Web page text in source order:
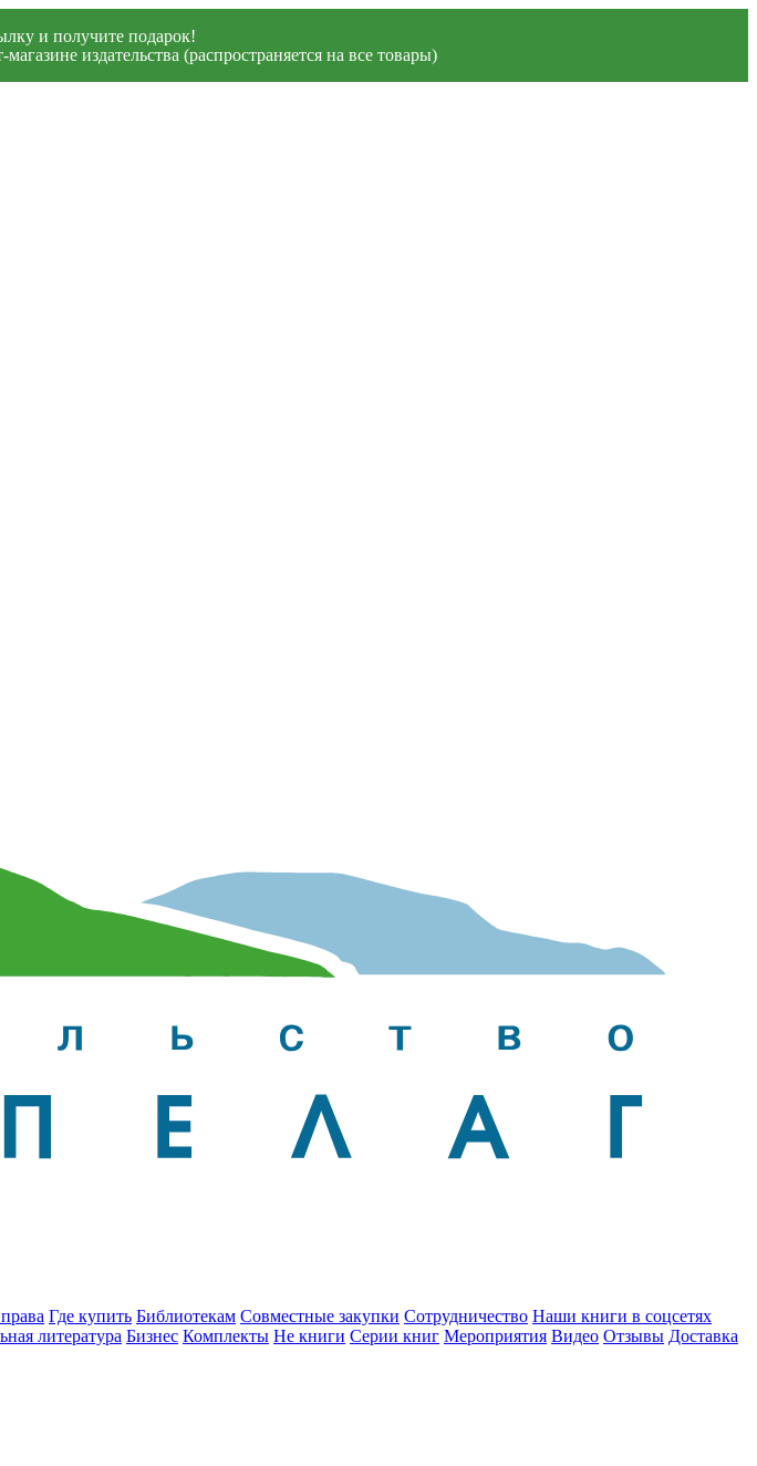
и получите подарок!
издательства (распространяется на все товары)
Где купить Библиотекам Совместные закупки Сотрудничество Наши книги в соцсетях
литература Бизнес Комплекты Не книги Серии книг Мероприятия Видео Отзывы Доставка